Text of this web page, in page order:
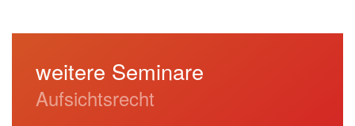
weitere Seminare
Aufsichtsrecht